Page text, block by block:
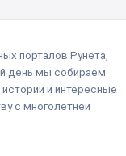
порталов Рунета,
день мы собираем
и интересные
с многолетней